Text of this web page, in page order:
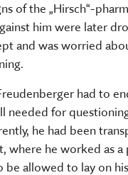
of the „Hirsch“-
him were later
and was worried
had to
needed for
he had been
where he worked as
be allowed to lay on